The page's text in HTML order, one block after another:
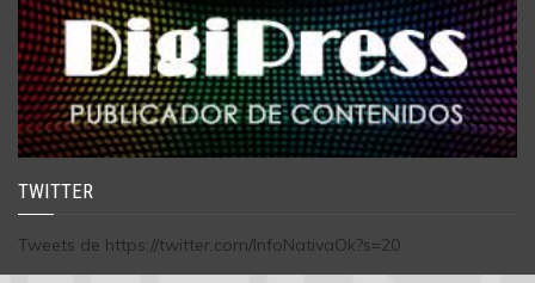
TWITTER
Tweets de https://twitter.com/InfoNativaOk?s=20